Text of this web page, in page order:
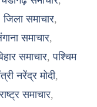
जिला समाचार,
समाचार,
समाचार,पश्चिम
नरेंद्र मोदी,
समाचार,